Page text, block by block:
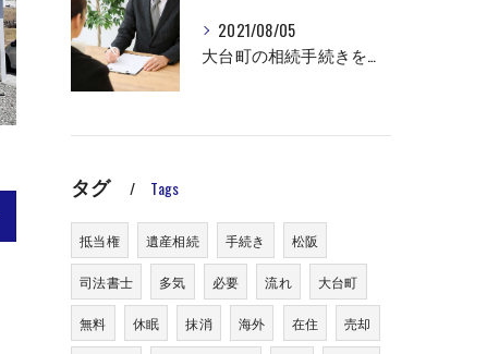
2021/08/05
大台町の相続手続きをご依頼いただきました
タグ Tags
抵当権 遺産相続 手続き 松阪
司法書士 多気 必要 流れ 大台町
無料 休眠 抹消 海外 在住 売却